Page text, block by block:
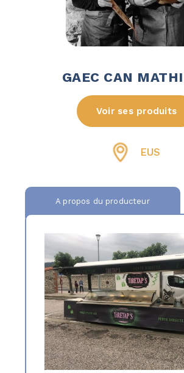
GAEC CAN
Voir ses produits
EUS
A propos du producteur